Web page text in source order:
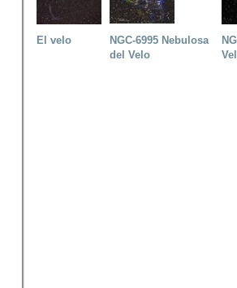
El velo
NGC-6995 Nebulosa
del Velo